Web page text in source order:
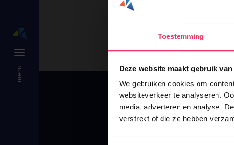
Toestemming
Deze website maakt gebruik
We gebruiken cookies om
websiteverkeer te analyseren.
media, adverteren en analyse.
verstrekt of die ze hebben